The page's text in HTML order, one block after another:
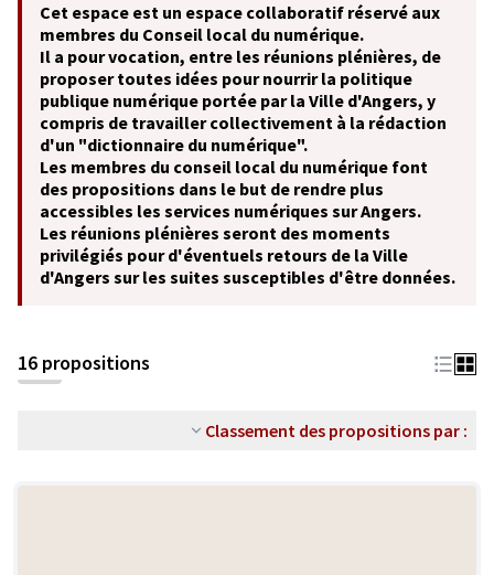
Cet espace est un espace collaboratif réservé aux
membres du Conseil local du numérique.
Il a pour vocation, entre les réunions plénières, de
proposer toutes idées pour nourrir la politique
publique numérique portée par la Ville d'Angers, y
compris de travailler collectivement à la rédaction
d'un "dictionnaire du numérique".
Les membres du conseil local du numérique font
des propositions dans le but de rendre plus
accessibles les services numériques sur Angers.
Les réunions plénières seront des moments
privilégiés pour d'éventuels retours de la Ville
d'Angers sur les suites susceptibles d'être données.
16 propositions
Classement des propositions par :